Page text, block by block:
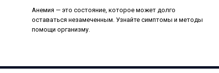
Анемия — это состояние, которое может долго
оставаться незамеченным. Узнайте симптомы и методы
помощи организму.